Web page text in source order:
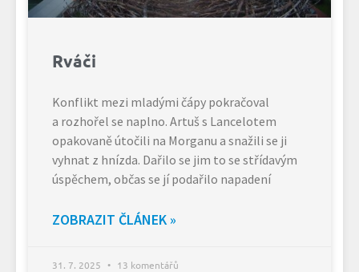
Rváči
Konflikt mezi mladými čápy pokračoval
a rozhořel se naplno. Artuš s Lancelotem
opakovaně útočili na Morganu a snažili se ji
vyhnat z hnízda. Dařilo se jim to se střídavým
úspěchem, občas se jí podařilo napadení
ZOBRAZIT ČLÁNEK »
31. 7. 2025 13 komentářů